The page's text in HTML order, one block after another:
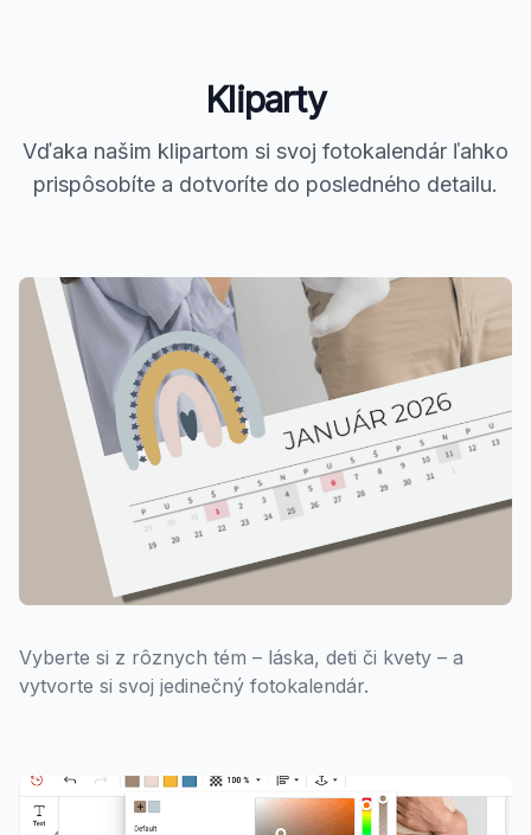
Kliparty
Vďaka našim klipartom si svoj fotokalendár ľahko
prispôsobíte a dotvoríte do posledného detailu.
Vyberte si z rôznych tém – láska, deti či kvety – a
vytvorte si svoj jedinečný fotokalendár.